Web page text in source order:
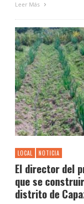
Leer Más
LOCAL NOTICIA
El director del
que se
distrito de